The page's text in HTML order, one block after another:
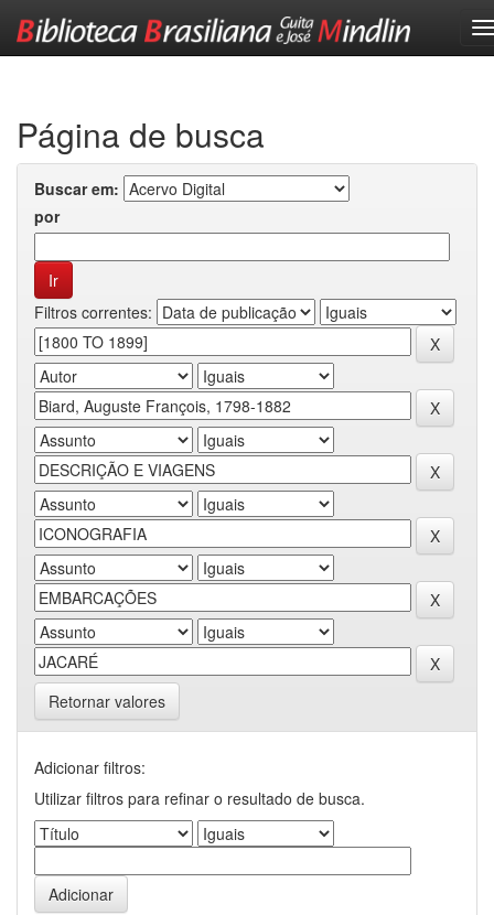
Página de busca
Buscar em:
por
Filtros correntes:
Retornar valores
Adicionar filtros:
Utilizar filtros para refinar o resultado de busca.